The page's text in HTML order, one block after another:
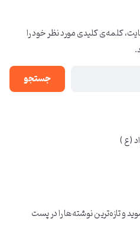
کلمه‌ی کلیدی مورد نظر خود را
جستجو
( ع )
و تازه‌ترین نوشته‌ها را در پست